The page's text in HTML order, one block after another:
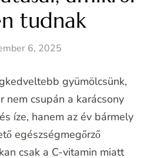
tudnak
6, 2025
gyümölcsünk,
nem csupán a karácsony
íze, hanem az év bármely
egészségmegőrző
csak a C-vitamin miatt